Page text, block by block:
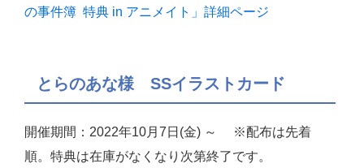
の事件簿 特典 in アニメイト」詳細ページ
とらのあな様 SSイラストカード
開催期間：2022年10月7日(金) ～ ※配布は先着
順。特典は在庫がなくなり次第終了です。